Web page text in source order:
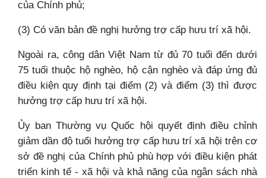
của Chính phủ;
(3) Có văn bản đề nghị hưởng trợ cấp hưu trí xã hội.
Ngoài ra, công dân Việt Nam từ đủ 70 tuổi đến dưới
75 tuổi thuộc hộ nghèo, hộ cận nghèo và đáp ứng đủ
điều kiện quy định tại điểm (2) và điểm (3) thì được
hưởng trợ cấp hưu trí xã hội.
Ủy ban Thường vụ Quốc hội quyết định điều chỉnh
giảm dần độ tuổi hưởng trợ cấp hưu trí xã hội trên cơ
sở đề nghị của Chính phủ phù hợp với điều kiện phát
triển kinh tế - xã hội và khả năng của ngân sách nhà